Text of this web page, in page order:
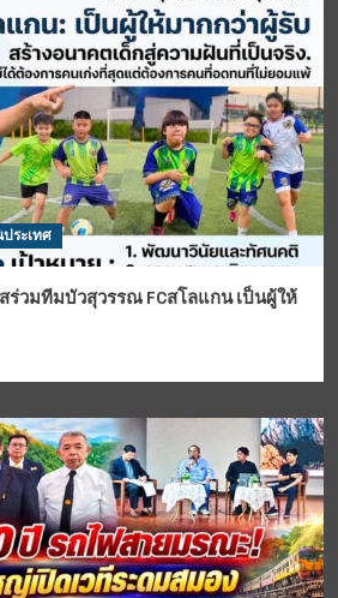
ระเทศ
ร่วมทีมบัวสุวรรณ FCสโลแกน เป็นผู้ให้